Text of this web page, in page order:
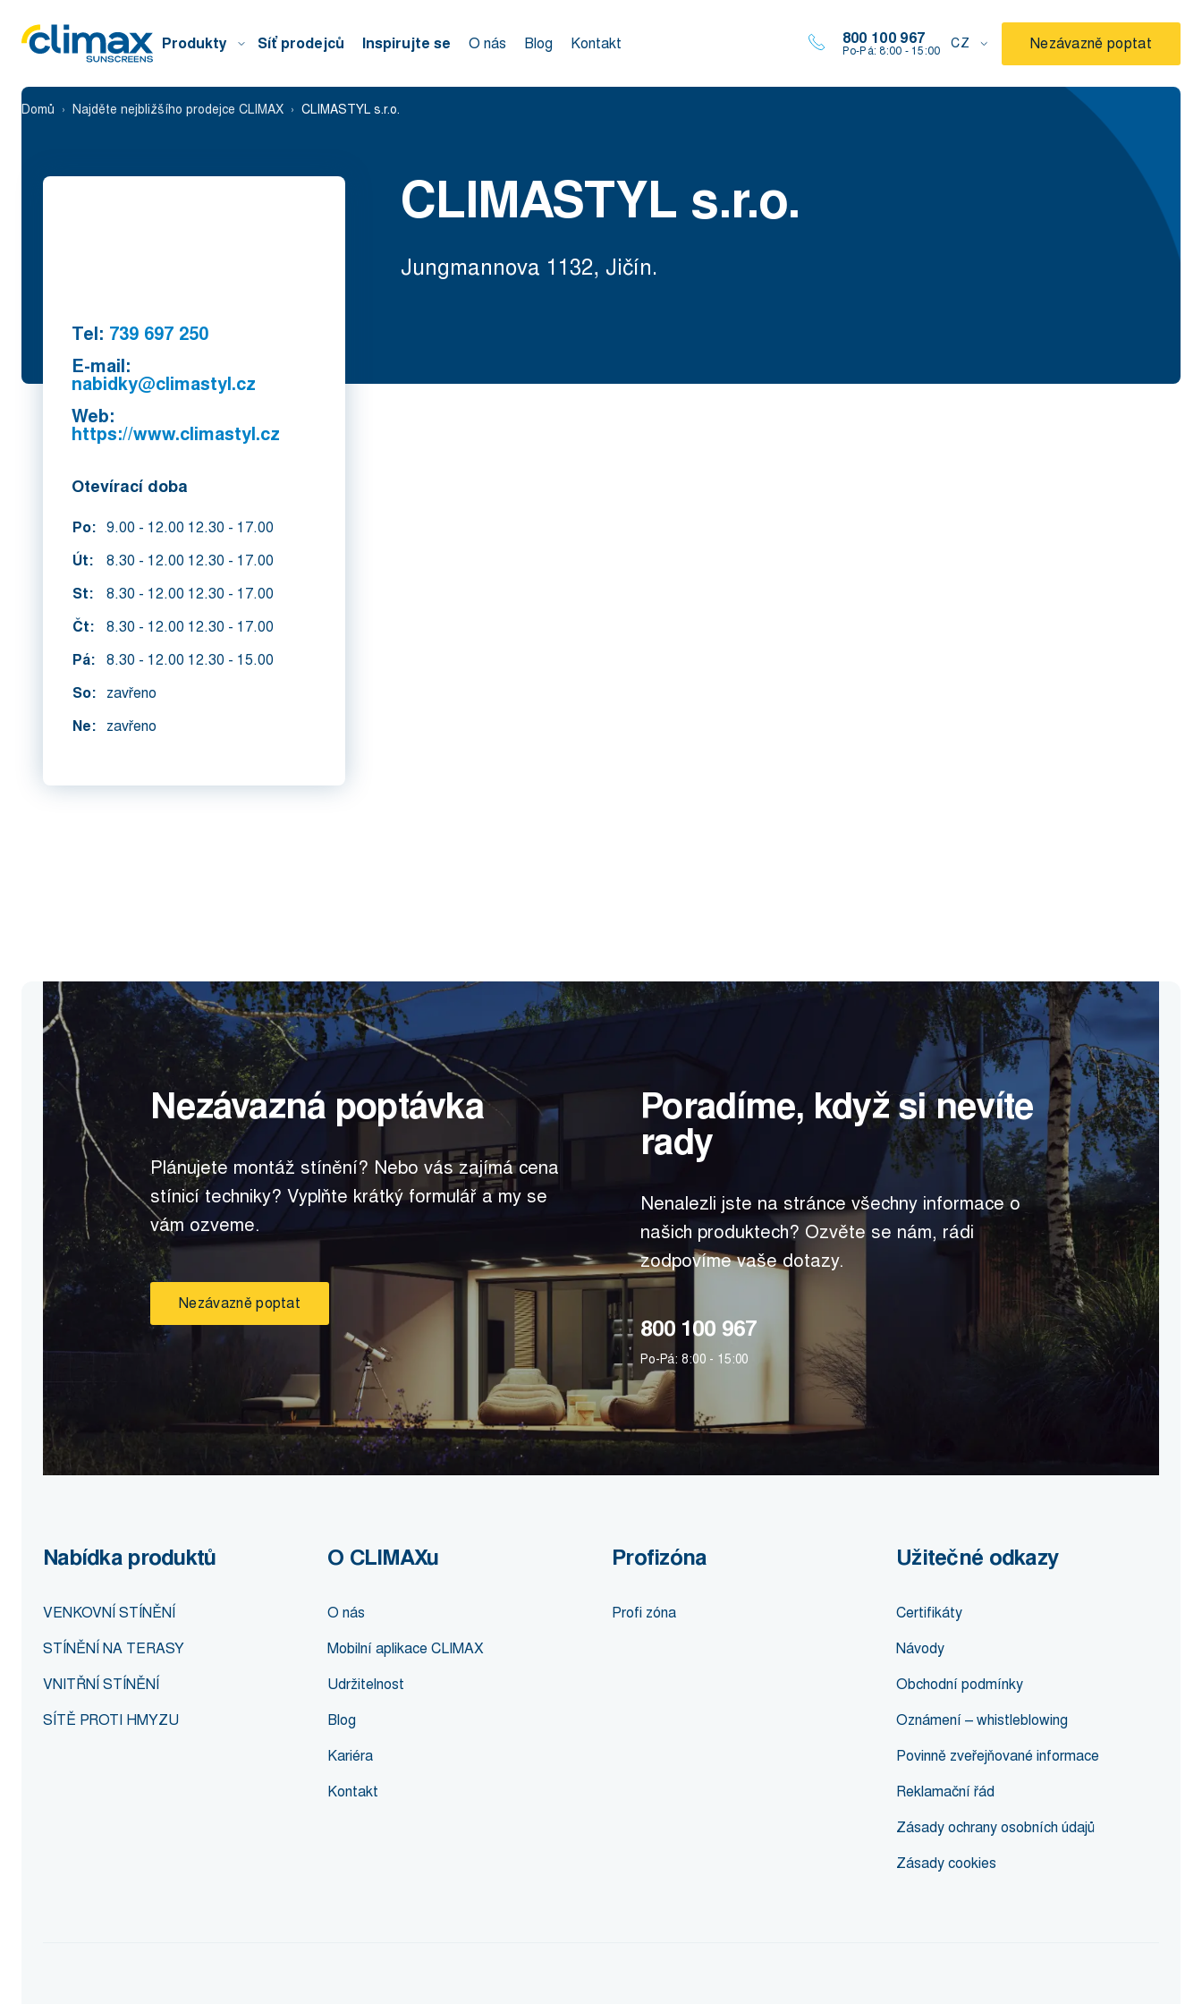
Produkty Síť prodejců Inspirujte se O nás Blog Kontakt 800 100 967
Po-Pá: 8:00 - 15:00 CZ Nezávazně poptat
Domů Najděte nejbližšího prodejce CLIMAX CLIMASTYL s.r.o.
CLIMASTYL s.r.o.
Jungmannova 1132, Jičín.
Tel: 739 697 250
E-mail:
nabidky@climastyl.cz
Web:
https://www.climastyl.cz
Otevírací doba
Po: 9.00 - 12.00 12.30 - 17.00
Út: 8.30 - 12.00 12.30 - 17.00
St: 8.30 - 12.00 12.30 - 17.00
Čt: 8.30 - 12.00 12.30 - 17.00
Pá: 8.30 - 12.00 12.30 - 15.00
So: zavřeno
Ne: zavřeno
Nezávazná poptávka
Plánujete montáž stínění? Nebo vás zajímá cena
stínicí techniky? Vyplňte krátký formulář a my se
vám ozveme.
Nezávazně poptat
Poradíme, když si nevíte
rady
Nenalezli jste na stránce všechny informace o
našich produktech? Ozvěte se nám, rádi
zodpovíme vaše dotazy.
800 100 967
Po-Pá: 8:00 - 15:00
Nabídka produktů
VENKOVNÍ STÍNĚNÍ
STÍNĚNÍ NA TERASY
VNITŘNÍ STÍNĚNÍ
SÍTĚ PROTI HMYZU
O CLIMAXu
O nás
Mobilní aplikace CLIMAX
Udržitelnost
Blog
Kariéra
Kontakt
Profizóna
Profi zóna
Užitečné odkazy
Certifikáty
Návody
Obchodní podmínky
Oznámení – whistleblowing
Povinně zveřejňované informace
Reklamační řád
Zásady ochrany osobních údajů
Zásady cookies